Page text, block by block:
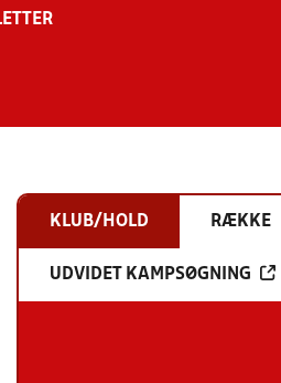
KLUB/HOLD RÆKKE
UDVIDET KAMPSØGNING